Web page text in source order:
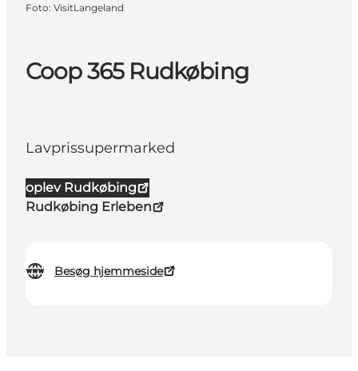
Coop 365 Rudkøbing
Lavprissupermarked
oplev Rudkøbing
Rudkøbing Erleben
Besøg hjemmeside
Foto: VisitLangeland